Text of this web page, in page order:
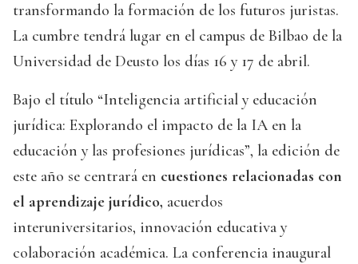
transformando la formación de los futuros juristas.
La cumbre tendrá lugar en el campus de Bilbao de la
Universidad de Deusto los días 16 y 17 de abril.
Bajo el título “Inteligencia artificial y educación
jurídica: Explorando el impacto de la IA en la
educación y las profesiones jurídicas”, la edición de
este año se centrará en cuestiones relacionadas con
el aprendizaje jurídico, acuerdos
interuniversitarios, innovación educativa y
colaboración académica. La conferencia inaugural